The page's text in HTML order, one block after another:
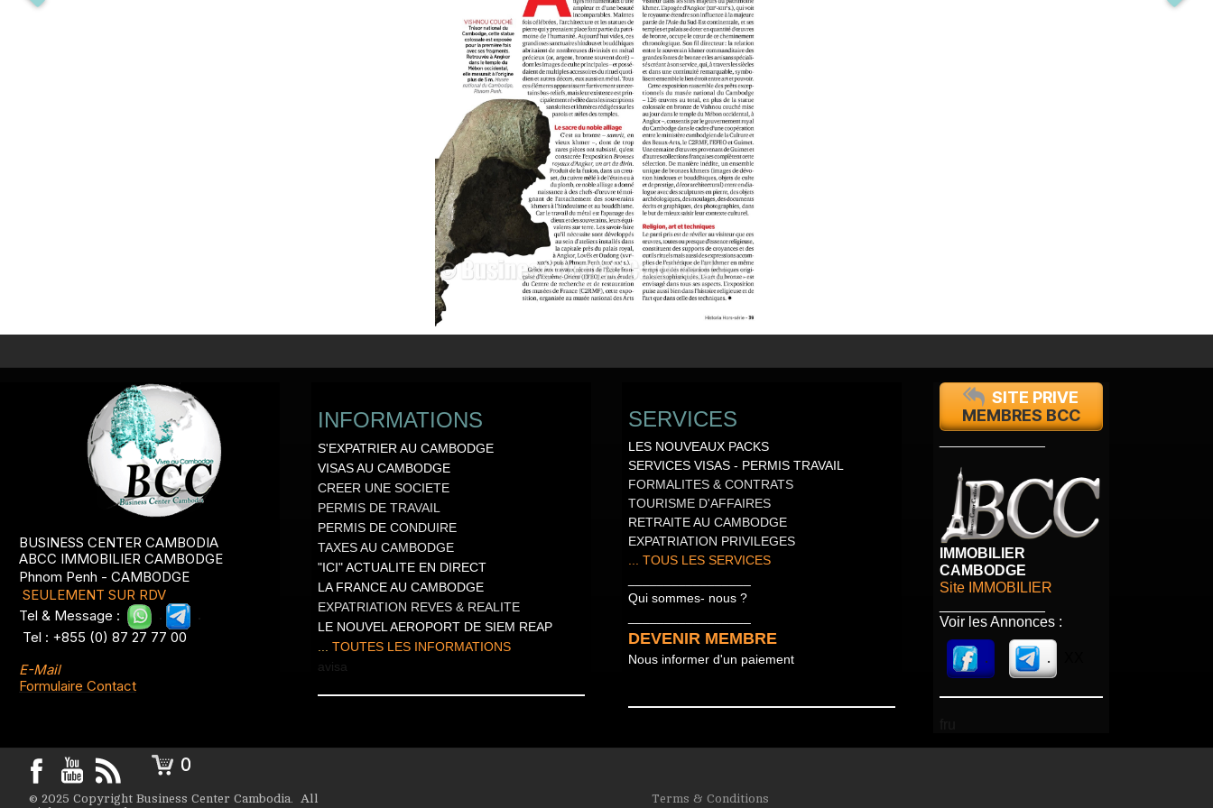
BUSINESS CENTER CAMBODIA
ABCC IMMOBILIER CAMBODGE
Phnom Penh - CAMBODGE
SEULEMENT SUR RDV
Tel & Message :
Tel : +855 (0) 87 27 77 00
E-Mail
Formulaire Contact
INFORMATIONS
S'EXPATRIER AU CAMBODGE
VISAS AU CAMBODGE
CREER UNE SOCIETE
PERMIS DE TRAVAIL
PERMIS DE CONDUIRE
TAXES AU CAMBODGE
"ICI" ACTUALITE EN DIRECT
LA FRANCE AU CAMBODGE
EXPATRIATION REVES & REALITE
LE NOUVEL AEROPORT DE SIEM REAP
TOUTES LES INFORMATIONS
avisa
SERVICES
LES NOUVEAUX PACKS
SERVICES VISAS - PERMIS TRAVAIL
FORMALITES & CONTRATS
TOURISME D'AFFAIRES
RETRAITE AU CAMBODGE
EXPATRIATION PRIVILEGES
... TOUS LES SERVICES
Qui sommes- nous ?
DEVENIR MEMBRE
Nous informer d'un paiement
SITE PRIVE
MEMBRES BCC
IMMOBILIER
CAMBODGE
Site IMMOBILIER
Voir les Annonces :
. .
0
© 2025 Copyright Business Center Cambodia. All
Terms & Conditions